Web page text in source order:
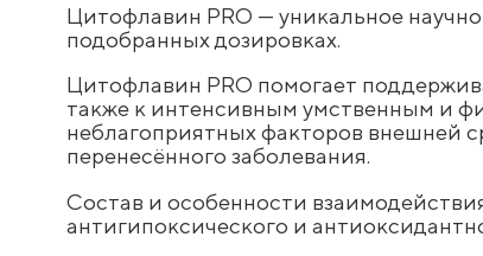
Цитофлавин PRO — уникальное
подобранных дозировках.
Цитофлавин PRO помогает
также к интенсивным умственным и
неблагоприятных факторов внешней
перенесённого заболевания.
Состав и особенности
антигипоксического и